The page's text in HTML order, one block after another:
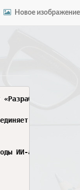
Новое изображение
ИИ-
ИИ-агентов.